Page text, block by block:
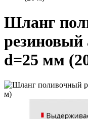
Шланг
d=25 мм